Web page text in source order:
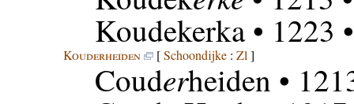
Koudekerka• 1223
Kouderheiden [Schoondijke: Zl ]
Couderheiden •